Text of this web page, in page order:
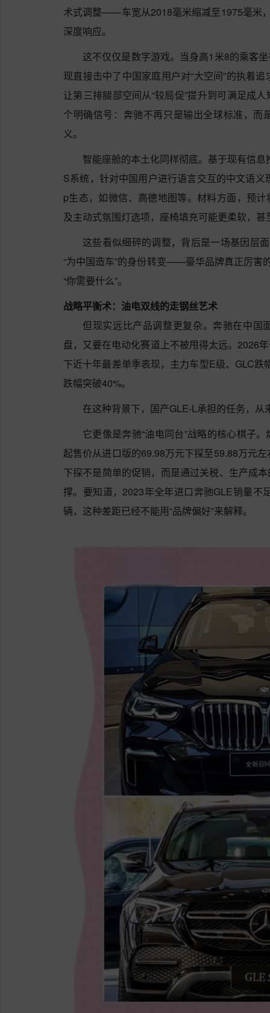
术式调整——车宽从2018毫米缩减至1975毫米
深度响应。
这不仅仅是数字游戏。当身高1米8的乘客
现直接击中了中国家庭用户对“大空间”的执着
让第三排腿部空间从“较局促”提升到可满足成
个明确信号：奔驰不再只是输出全球标准，
义。
智能座舱的本土化同样彻底。基于现有信
S系统，针对中国用户进行语言交互的中文语
p生态，如微信、高德地图等。材料方面，预
及主动式氛围灯选项，座椅填充可能更柔软，
这些看似细碎的调整，背后是一场基因层
“为中国造车”的身份转变——豪华品牌真正厉害
“你需要什么”。
战略平衡术：油电双线的走钢丝艺术
但现实远比产品调整更复杂。奔驰在中国
盘，又要在电动化赛道上不被甩得太远。2026
下近十年最差单季表现，主力车型E级、GLC
跌幅突破40%。
在这种背景下，国产GLE-L承担的任务，从
它更像是奔驰“油电同台”战略的核心棋子
起售价从进口版的69.98万元下探至59.88万元
下探不是简单的促销，而是通过关税、生产成
撑。要知道，2023年全年进口奔驰GLE销量不
辆，这种差距已经不能用“品牌偏好”来解释。